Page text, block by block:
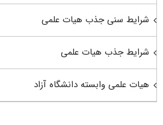
شرایط سنی جذب هیات علمی
شرایط جذب هیات علمی
هیات علمی وابسته دانشگاه آزاد